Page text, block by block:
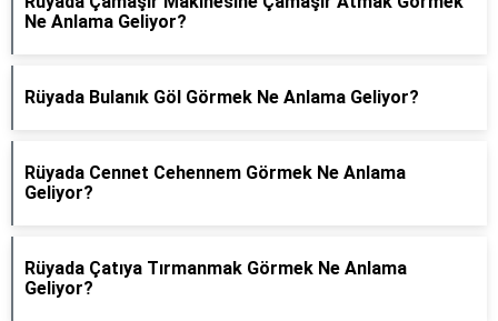
Ne Anlama Geliyor?
Rüyada Bulanık Göl Görmek Ne Anlama Geliyor?
Rüyada Cennet Cehennem Görmek Ne Anlama
Geliyor?
Rüyada Çatıya Tırmanmak Görmek Ne Anlama
Geliyor?